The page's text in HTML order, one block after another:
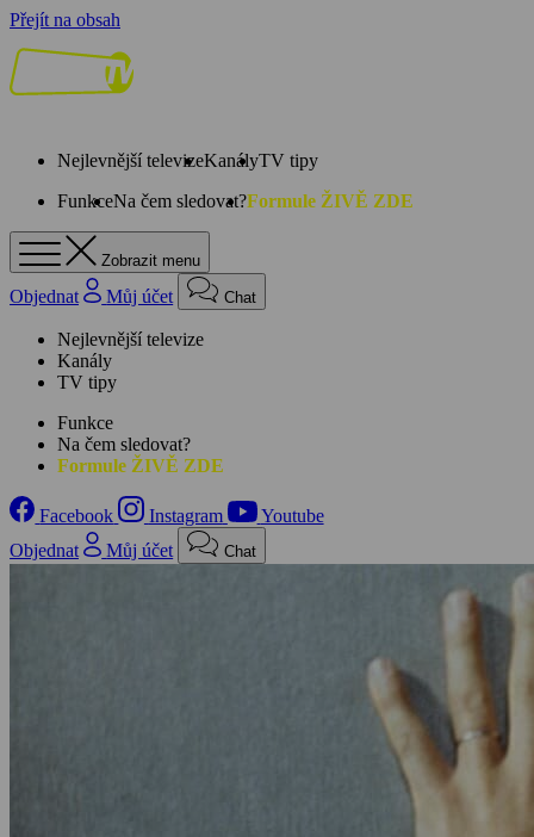
Přejít na obsah
Nejlevnější televizeKanályTV tipy
FunkceNa čem sledovat?Formule ŽIVĚ ZDE
Zobrazit menu
Objednat Můj účet Chat
Nejlevnější televize
Kanály
TV tipy
Funkce
Na čem sledovat?
Formule ŽIVĚ ZDE
Facebook Instagram
Youtube
Objednat
Můj účet Chat